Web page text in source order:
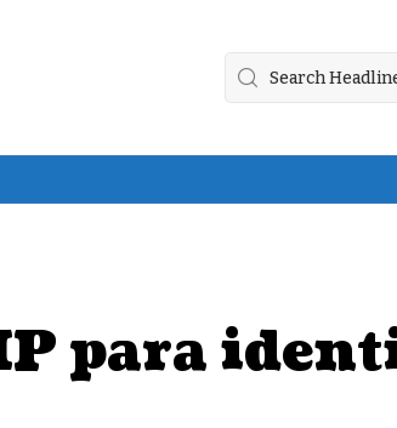
para